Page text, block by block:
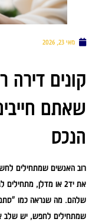
מאי 23, 2026
קונים
שאתם
הנכס
רוב האנשים שמתחילים
את יד2 או מדלן,
שלהם. מה שנראה כמו "סתם
שמתחילים לחפש, יש שלב